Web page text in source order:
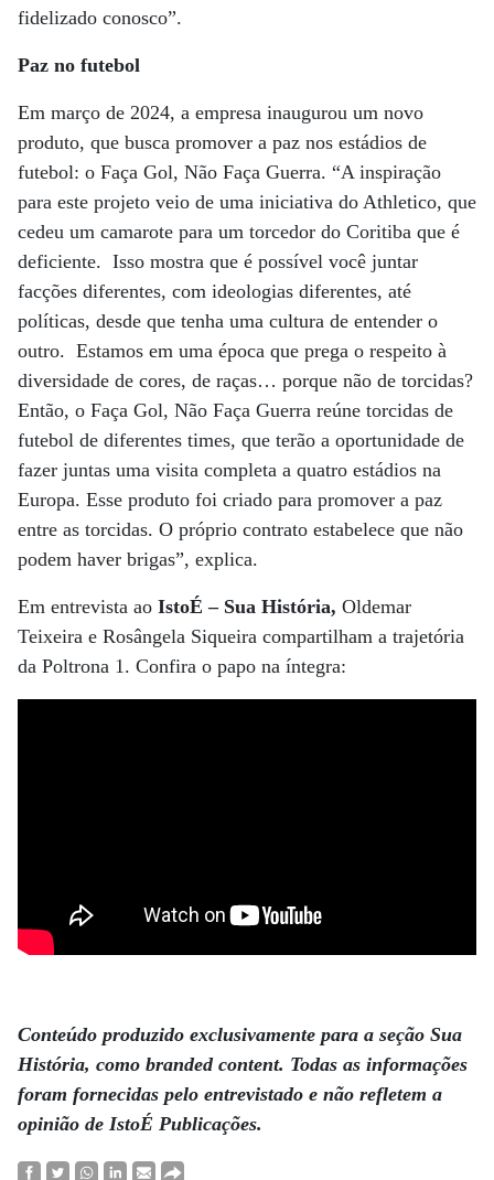
fidelizado conosco”.
Paz no futebol
Em março de 2024, a empresa inaugurou um novo
produto, que busca promover a paz nos estádios de
futebol: o Faça Gol, Não Faça Guerra. “A inspiração
para este projeto veio de uma iniciativa do Athletico, que
cedeu um camarote para um torcedor do Coritiba que é
deficiente. Isso mostra que é possível você juntar
facções diferentes, com ideologias diferentes, até
políticas, desde que tenha uma cultura de entender o
outro. Estamos em uma época que prega o respeito à
diversidade de cores, de raças… porque não de torcidas?
Então, o Faça Gol, Não Faça Guerra reúne torcidas de
futebol de diferentes times, que terão a oportunidade de
fazer juntas uma visita completa a quatro estádios na
Europa. Esse produto foi criado para promover a paz
entre as torcidas. O próprio contrato estabelece que não
podem haver brigas”, explica.
Em entrevista ao IstoÉ – Sua História, Oldemar
Teixeira e Rosângela Siqueira compartilham a trajetória
da Poltrona 1. Confira o papo na íntegra:
Conteúdo produzido exclusivamente para a seção Sua
História, como branded content. Todas as informações
foram fornecidas pelo entrevistado e não refletem a
opinião de IstoÉ Publicações.